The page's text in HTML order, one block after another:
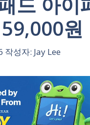
원
작성자: Jay Lee